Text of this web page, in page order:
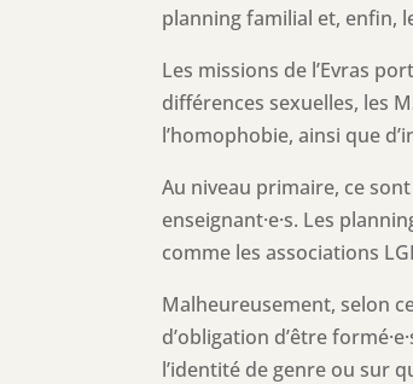
planning familial et, enfin,
Les missions de l’Evras
différences sexuelles, les
l’homophobie, ainsi que
Au niveau primaire, ce
enseignant·e·s. Les
comme les associations
Malheureusement, selon
d’obligation d’être
l’identité de genre ou sur